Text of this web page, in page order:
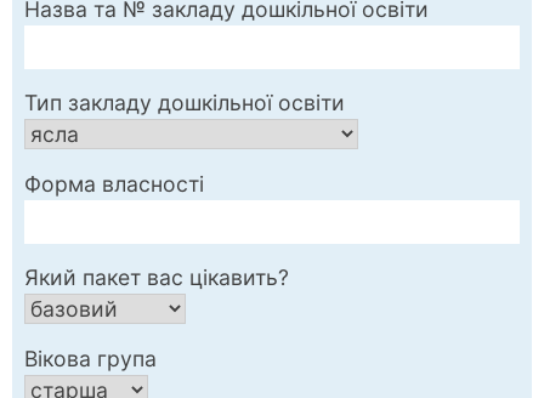
Назва та № закладу дошкільної освіти
Тип закладу дошкільної освіти
Форма власності
Який пакет вас цікавить?
Вікова група